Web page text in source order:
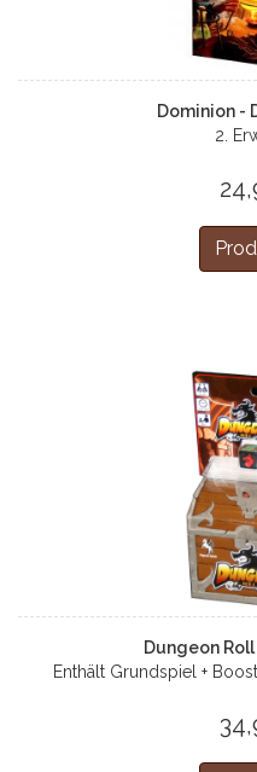
Dominion -
2.
Dungeon
Enthält Grundspiel +